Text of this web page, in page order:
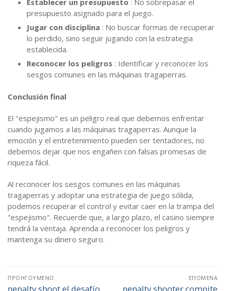
presupuesto asignado para el juego.
Jugar con disciplina : No buscar formas de recuperar
lo perdido, sino seguir jugando con la estrategia
establecida.
Reconocer los peligros : Identificar y reconocer los
sesgos comunes en las máquinas tragaperras.
Conclusión final
El "espejismo" es un peligro real que debemos enfrentar
cuando jugamos a las máquinas tragaperras. Aunque la
emoción y el entretenimiento pueden ser tentadores, no
debemos dejar que nos engañen con falsas promesas de
riqueza fácil.
Al reconocer los sesgos comunes en las máquinas
tragaperras y adoptar una estrategia de juego sólida,
podemos recuperar el control y evitar caer en la trampa del
"espejismo". Recuerde que, a largo plazo, el casino siempre
tendrá la ventaja. Aprenda a reconocer los peligros y
mantenga su dinero seguro.
Πλοήγηση
ΠΡΟΗΓΟΎΜΕΝΟ
Προηγούμενο
ΕΠΌΜΕΝΑ
Επόμενο